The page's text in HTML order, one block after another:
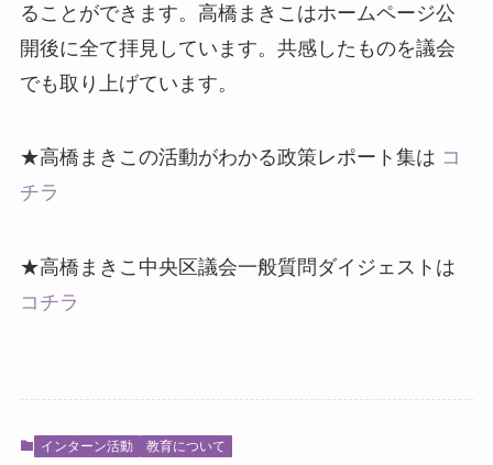
ることができます。高橋まきこはホームページ公
開後に全て拝見しています。共感したものを議会
でも取り上げています。
★高橋まきこの活動がわかる政策レポート集は コ
チラ
★高橋まきこ中央区議会一般質問ダイジェストは
コチラ
インターン活動 教育について